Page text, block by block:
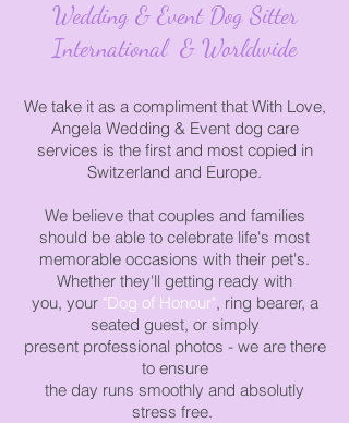
​Wedding & Event Dog Sitter
International & Worldwide
We take it as a compliment that With Love,
Angela Wedding & Event dog care
services is the first and most copied in
Switzerland and Europe.
We believe that couples and families
should be able to celebrate life's most
memorable occasions with their pet's.
Whether they'll getting ready with
you, your "Dog of Honour", ring bearer, a
seated guest, or simply
present professional photos - we are there
to ensure
the day runs smoothly and absolutly
stress free.